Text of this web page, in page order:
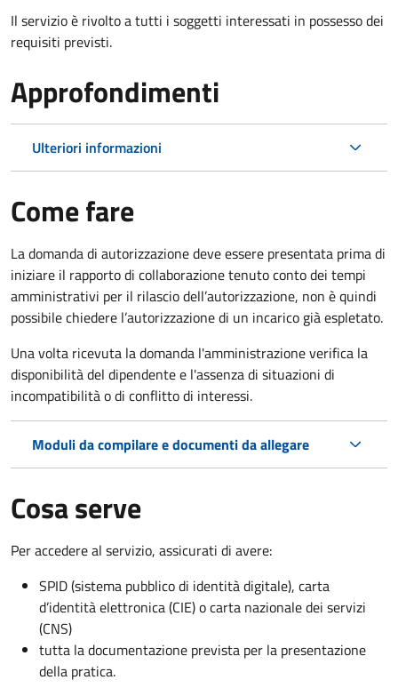
Il servizio è rivolto a tutti i soggetti interessati in possesso dei
requisiti previsti.
Approfondimenti
Ulteriori informazioni
Come fare
La domanda di autorizzazione deve essere presentata prima di
iniziare il rapporto di collaborazionetenuto conto dei tempi
amministrativi per il rilascio dell’autorizzazione, non è quindi
possibile chiedere l’autorizzazione di un incarico già espletato.
Una volta ricevuta la domanda l'amministrazione verifica la
disponibilità del dipendente e l'assenza di situazioni di
incompatibilità o di conflitto di interessi.
Moduli da compilare e documenti da allegare
Cosa serve
Per accedere al servizio, assicurati di avere:
SPID (sistema pubblico di identità digitale), carta
d’identità elettronica (CIE) o carta nazionale dei servizi
(CNS)
tutta la documentazione prevista per la presentazione
della pratica.